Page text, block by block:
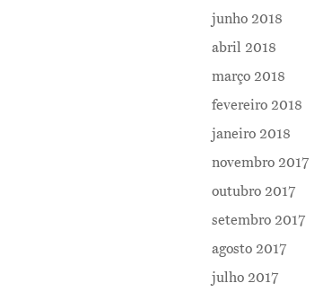
junho 2018
abril 2018
março 2018
fevereiro 2018
janeiro 2018
novembro 2017
outubro 2017
setembro 2017
agosto 2017
julho 2017